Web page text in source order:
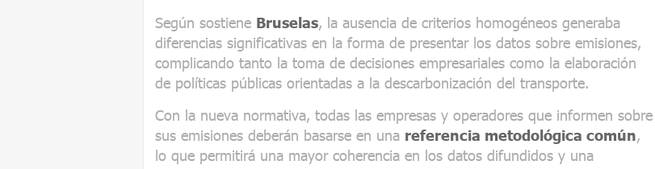
Según sostiene Bruselas, la ausencia de criterios homogéneos generaba
diferencias significativas en la forma de presentar los datos sobre emisiones,
complicando tanto la toma de decisiones empresariales como la elaboración
de políticas públicas orientadas a la descarbonización del transporte.
Con la nueva normativa, todas las empresas y operadores que informen sobre
sus emisiones deberán basarse en una referencia metodológica común,
lo que permitirá una mayor coherencia en los datos difundidos y una